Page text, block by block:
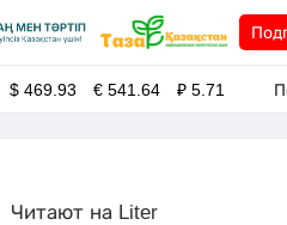
$469.93 €541.64 ₽5.71
Читают на Liter